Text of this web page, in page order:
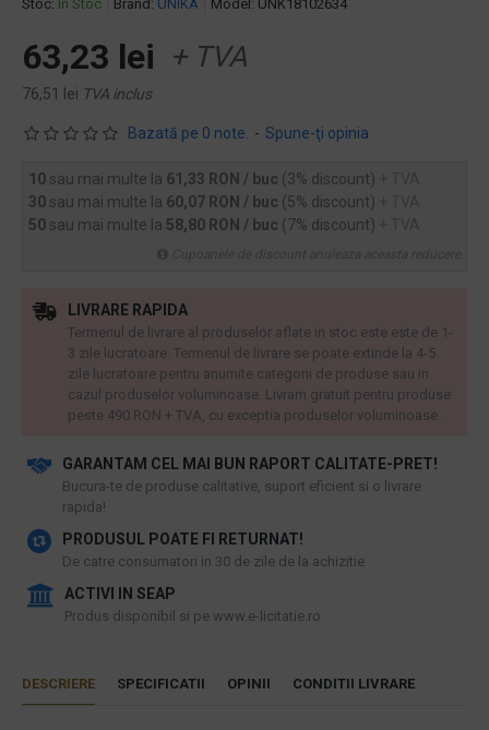
Stoc: În Stoc Brand: UNIKA Model: UNK18102634
Bazată pe 0 note. - Spune-ţi opinia
63,23 lei + TVA
76,51 lei TVA inclus
10 sau mai multe la 61,33 RON / buc (3% discount)
30 sau mai multe la 60,07 RON / buc (5% discount)
50 sau mai multe la 58,80 RON / buc (7% discount)
GARANTAM CEL MAI BUN RAPORT CALITATE-PRET!
​Bucura-te de produse calitative, suport eficient si o livrare
rapida!
PRODUSUL POATE FI RETURNAT!
De catre consumatori in 30 de zile de la achizitie
ACTIVI IN SEAP
Produs disponibil si pe www.e-licitatie.ro
LIVRARE RAPIDA
Termenul de livrare al produselor aflate in stoc este este de 1-
3 zile lucratoare. Termenul de livrare se poate extinde la 4-5
zile lucratoare pentru anumite categorii de produse sau in
cazul produselor voluminoase. Livram gratuit pentru produse
peste 490 RON + TVA, cu exceptia produselor voluminoase.
DESCRIERE SPECIFICATII OPINII CONDITII LIVRARE